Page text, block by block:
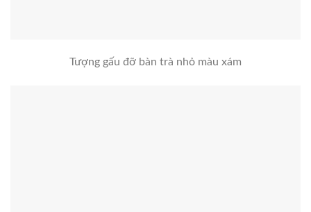
Tượng gấu đỡ bàn trà nhỏ màu xám